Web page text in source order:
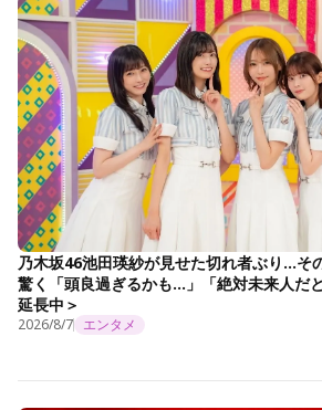
乃木坂46池田瑛紗が見せた切れ者ぶり…そ
驚く「頭良過ぎるかも…」「絶対未来人だ
延長中＞
2026/8/7 エンタメ